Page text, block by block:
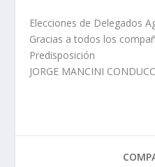
Elecciones de Delegados
Gracias a todos los
Predisposición
JORGE MANCINI